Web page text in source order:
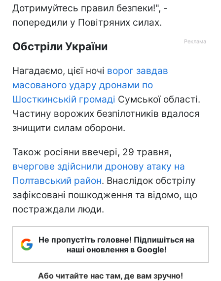
Дотримуйтесь правил безпеки!", -
попередили у Повітряних силах.
Обстріли України
Нагадаємо, цієї ночі ворог завдав
масованого удару дронами по
Шосткинській громаді Сумської області.
Частину ворожих безпілотників вдалося
знищити силам оборони.
Також росіяни ввечері, 29 травня,
вчергове здійснили дронову атаку на
Полтавський район. Внаслідок обстрілу
зафіксовані пошкодження та відомо, що
постраждали люди.
Не пропустіть головне! Підпишіться на
наші оновлення в Google!
Або читайте нас там, де вам зручно!